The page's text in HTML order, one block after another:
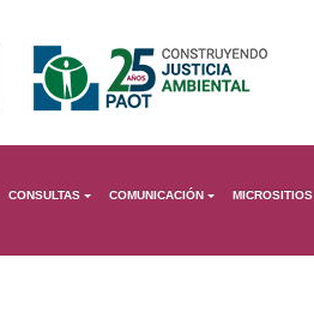
CONSULTAS COMUNICACIÓN MICROSITIOS